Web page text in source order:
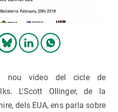
nou vídeo del cicle de
L'Scott Ollinger, de la
dels EUA, ens parla sobre